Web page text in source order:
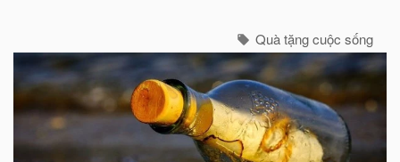
Quà tặng cuộc sống